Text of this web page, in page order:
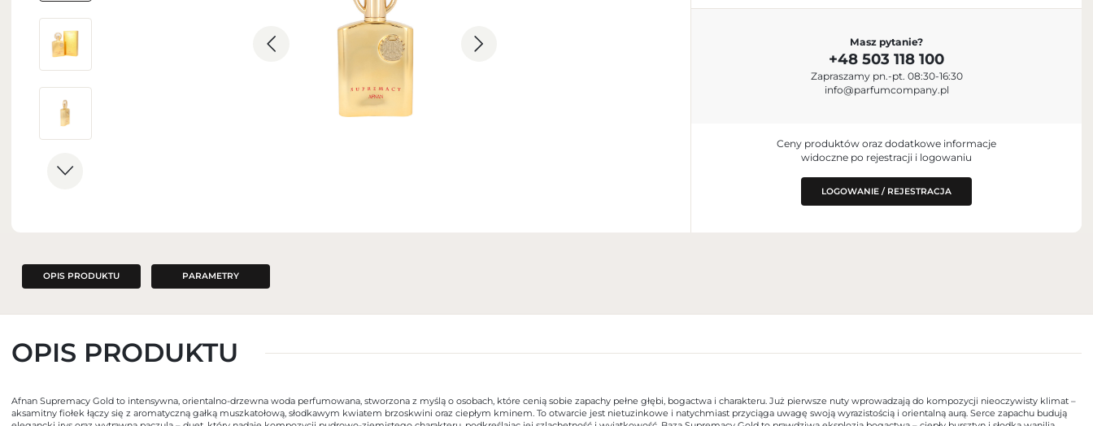
ZAPACHY DO WNĘTRZ
Parfum Company Sp. z o. o. S.K.A.
+48 503 118 100
info@parfumcompany.pl
Lubelska 42, 05-077 Zakręt, Polska
Masz pytanie?
+48 503 118 100
Zapraszamy pn.-pt. 08:30-16:30
info@parfumcompany.pl
Ceny produktów oraz dodatkowe informacje
widoczne po rejestracji i logowaniu
LOGOWANIE / REJESTRACJA
OPIS PRODUKTU PARAMETRY
OPIS PRODUKTU
Afnan Supremacy Gold to intensywna, orientalno-drzewna woda perfumowana, stworzona z myślą o osobach, które cenią sobie zapachy pełne głębi, bogactwa i charakteru. Już pierwsze nuty wprowadzają do kompozycji nieoczywisty klimat –
aksamitny fiołek łączy się z aromatyczną gałką muszkatołową, słodkawym kwiatem brzoskwini oraz ciepłym kminem. To otwarcie jest nietuzinkowe i natychmiast przyciąga uwagę swoją wyrazistością i orientalną aurą. Serce zapachu budują